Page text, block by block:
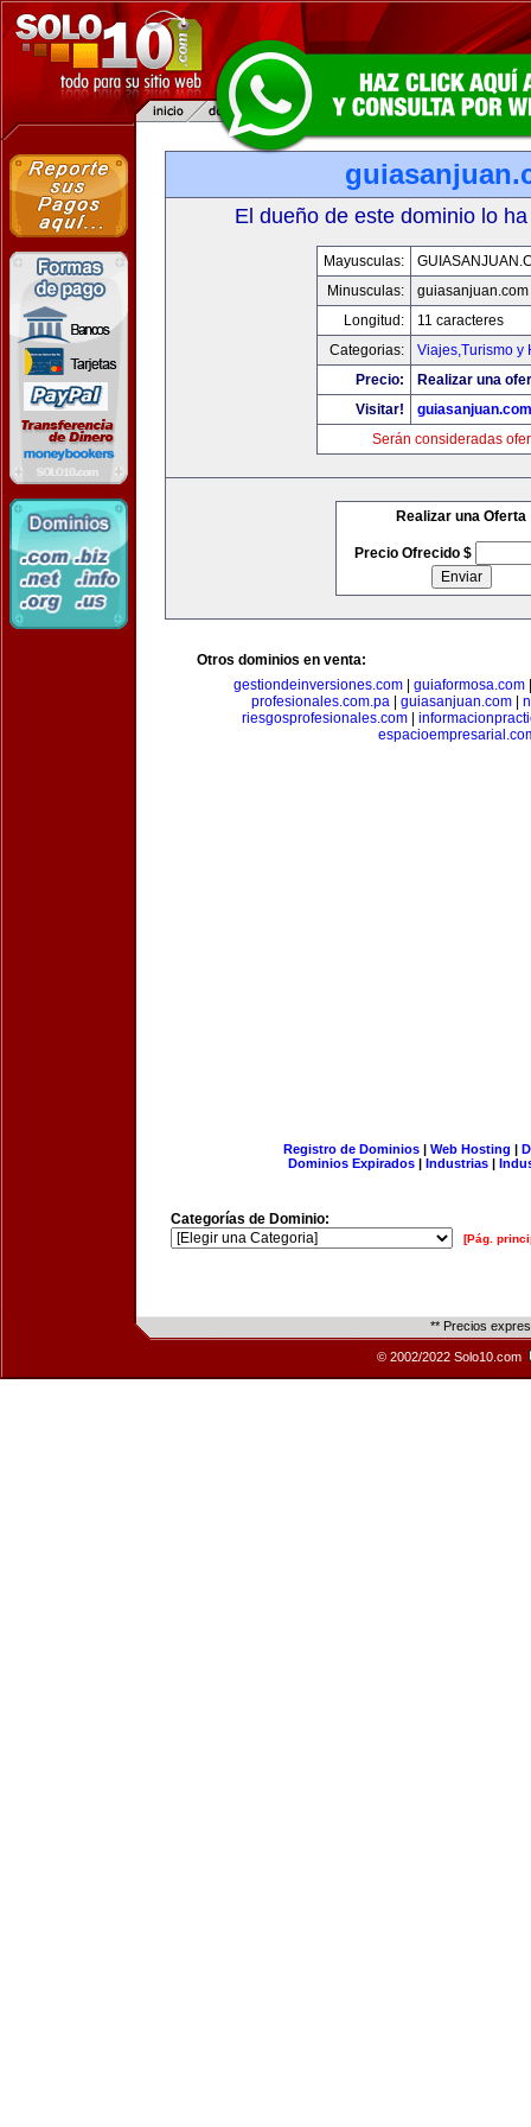
El dueño de este dominio lo
Mayusculas:
Minusculas:
guiasanjuan.com
Longitud:
11 caracteres
Categorias:
Viajes,Turismo y
Precio:
Realizar una
Visitar!
guiasanjuan.com
Serán consideradas
Realizar una Oferta
Precio Ofrecido $
Otros dominios en venta:
gestiondeinversiones.com| guiaformosa.com
profesionales.com.pa
guiasanjuan.com
riesgosprofesionales.com
Registro de Dominios| Web Hosting |
Dominios Expirados | Industrias |
Categorías de Dominio:
[Pág.
** Precios
© 2002/2022 Solo10.com